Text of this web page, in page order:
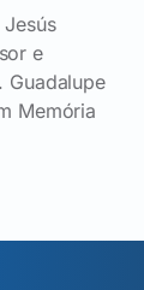
e
Guadalupe
Memória